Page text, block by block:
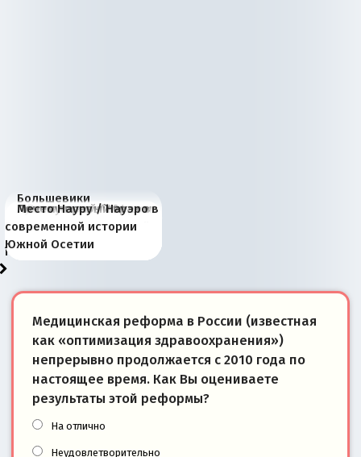
Большевики
отличаются от «Яблока»
тем, что они -
победители
Киевская марионетка
Запада рассказала о
«переобувании» хозяев
В России назрели
перемены: 15 шагов к
суверенной экономике
Миграционный пожар
Европы
Россия начинает
сбрасывать балласт
Анкориджа
Россия зимой 1904
года: первые уступки во
внутренней политике
Русская нация вчера и
сегодня
Почему правый крах в
Варшаве не поможет её
отношениям с Россией?
Место Науру / Науэро в
современной истории
Южной Осетии
Медицинская реформа в России (известная
как «оптимизация здравоохранения»)
непрерывно продолжается с 2010 года по
настоящее время. Как Вы оцениваете
результаты этой реформы?
На отлично
Неудовлетворительно